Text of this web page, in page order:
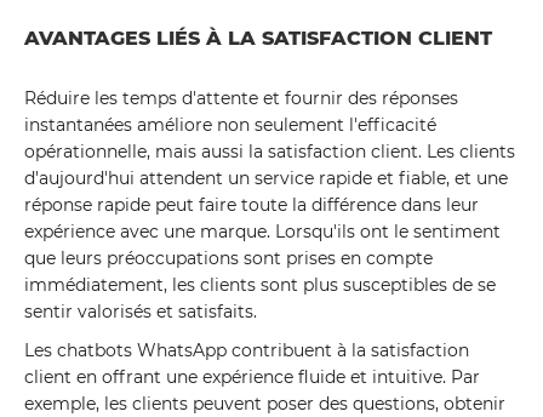
AVANTAGES LIÉS À LA SATISFACTION CLIENT
Réduire les temps d'attente et fournir des réponses
instantanées améliore non seulement l'efficacité
opérationnelle, mais aussi la satisfaction client. Les clients
d'aujourd'hui attendent un service rapide et fiable, et une
réponse rapide peut faire toute la différence dans leur
expérience avec une marque. Lorsqu'ils ont le sentiment
que leurs préoccupations sont prises en compte
immédiatement, les clients sont plus susceptibles de se
sentir valorisés et satisfaits.
Les chatbots WhatsApp contribuent à la satisfaction
client en offrant une expérience fluide et intuitive. Par
exemple, les clients peuvent poser des questions, obtenir